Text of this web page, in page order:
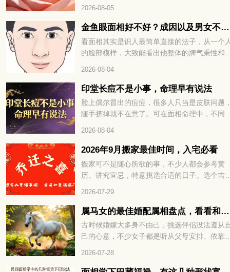
却藏着烧尽根基的风险。山火贲感情看似甜蜜
实则暗藏危机，想看清这段关系的真相，就继
往下看详细解析。
2026-08-05
金鱼眼面相好不好？成因以及男女不同命运解读
看面相其实是识人最简单直接的法子，从一个
的脸部模样，大致能看出他整体的脾气秉性和
金鱼眼的人是什么性子，一生命运走势又如何
下面咱们就好好聊聊这种眼相的相关说法。
2026-08-04
印堂长痘不是小事，命理早有说法
脸上偶尔冒出的痘痘，很多人只当是皮肤问题
随手挤掉就不在意了。可在面相命理中，不同
变化都关乎整体运程。千万不要觉得只是普通
火，印堂长痘不是小事，命理早有说法。想知
这究竟预示着什么，又该如何化解，不妨接着
下细看。
2026-08-04
2026年9月搬家最佳时间，入宅必看
搬家可不是随心所欲的事，不少人都会参考黄
历、讲究宜忌，特意挑选合适的日子。选个吉
友，可以先好好择个吉日再行动。选对日子，
后的生活也能过得顺顺利利。下面就来看看
年9月有哪些适合搬家的好日子。
2026-07-29
属马女的最佳婚配属相盘点，看看和谁更为契合
古时候婚嫁大多身不由己，挑选伴侣没法遵从
己的心意，不少女子都是听从父母安排、依靠
合的问题。所以古人常会借助生肖与五行的说
2026-07-28